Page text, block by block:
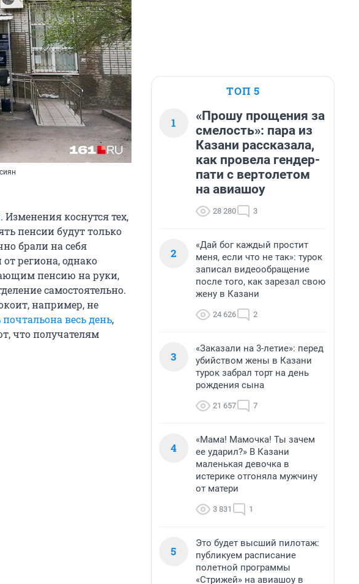
. Изменения коснутся тех,
пенсии будут только
брали на себя
региона, однако
пенсию на руки,
самостоятельно.
например, не
весь день,
что получателям
ТОП 5
1
«Прошу прощения за
смелость»: пара из
Казани рассказала,
как провела гендер-
пати с вертолетом
на авиашоу
28 280 3
2
«Дай бог каждый простит
меня, если что не так»: турок
записал видеообращение
после того, как зарезал свою
жену в Казани
24 626 2
3
«Заказали на 3-летие»: перед
убийством жены в Казани
турок забрал торт на день
рождения сына
21 657 7
4
«Мама! Мамочка! Ты зачем
ее ударил?» В Казани
маленькая девочка в
истерике отгоняла мужчину
от матери
3 831 1
5
Это будет высший пилотаж:
публикуем расписание
полетной программы
«Стрижей» на авиашоу в